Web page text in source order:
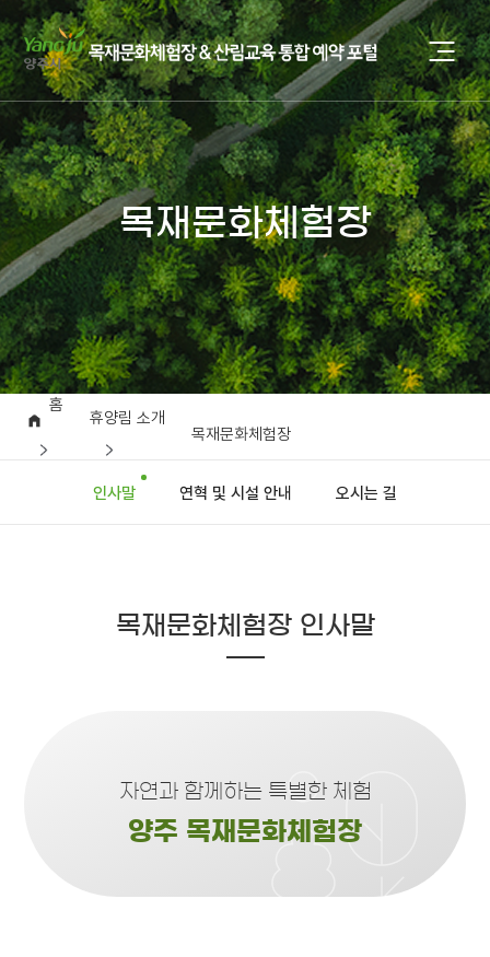
목재문화체험장
홈
휴양림 소개
목재문화체험장
인사말 연혁 및 시설 안내 오시는 길
목재문화체험장 인사말
자연과 함께하는 특별한 체험
양주 목재문화체험장